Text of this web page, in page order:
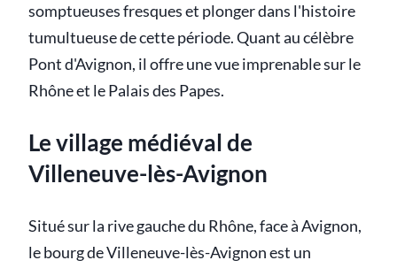
somptueuses fresques et plonger dans l'histoire
tumultueuse de cette période. Quant au célèbre
Pont d'Avignon, il offre une vue imprenable sur le
Rhône et le Palais des Papes.
Le village médiéval de
Villeneuve-lès-Avignon
Situé sur la rive gauche du Rhône, face à Avignon,
le bourg de Villeneuve-lès-Avignon est un